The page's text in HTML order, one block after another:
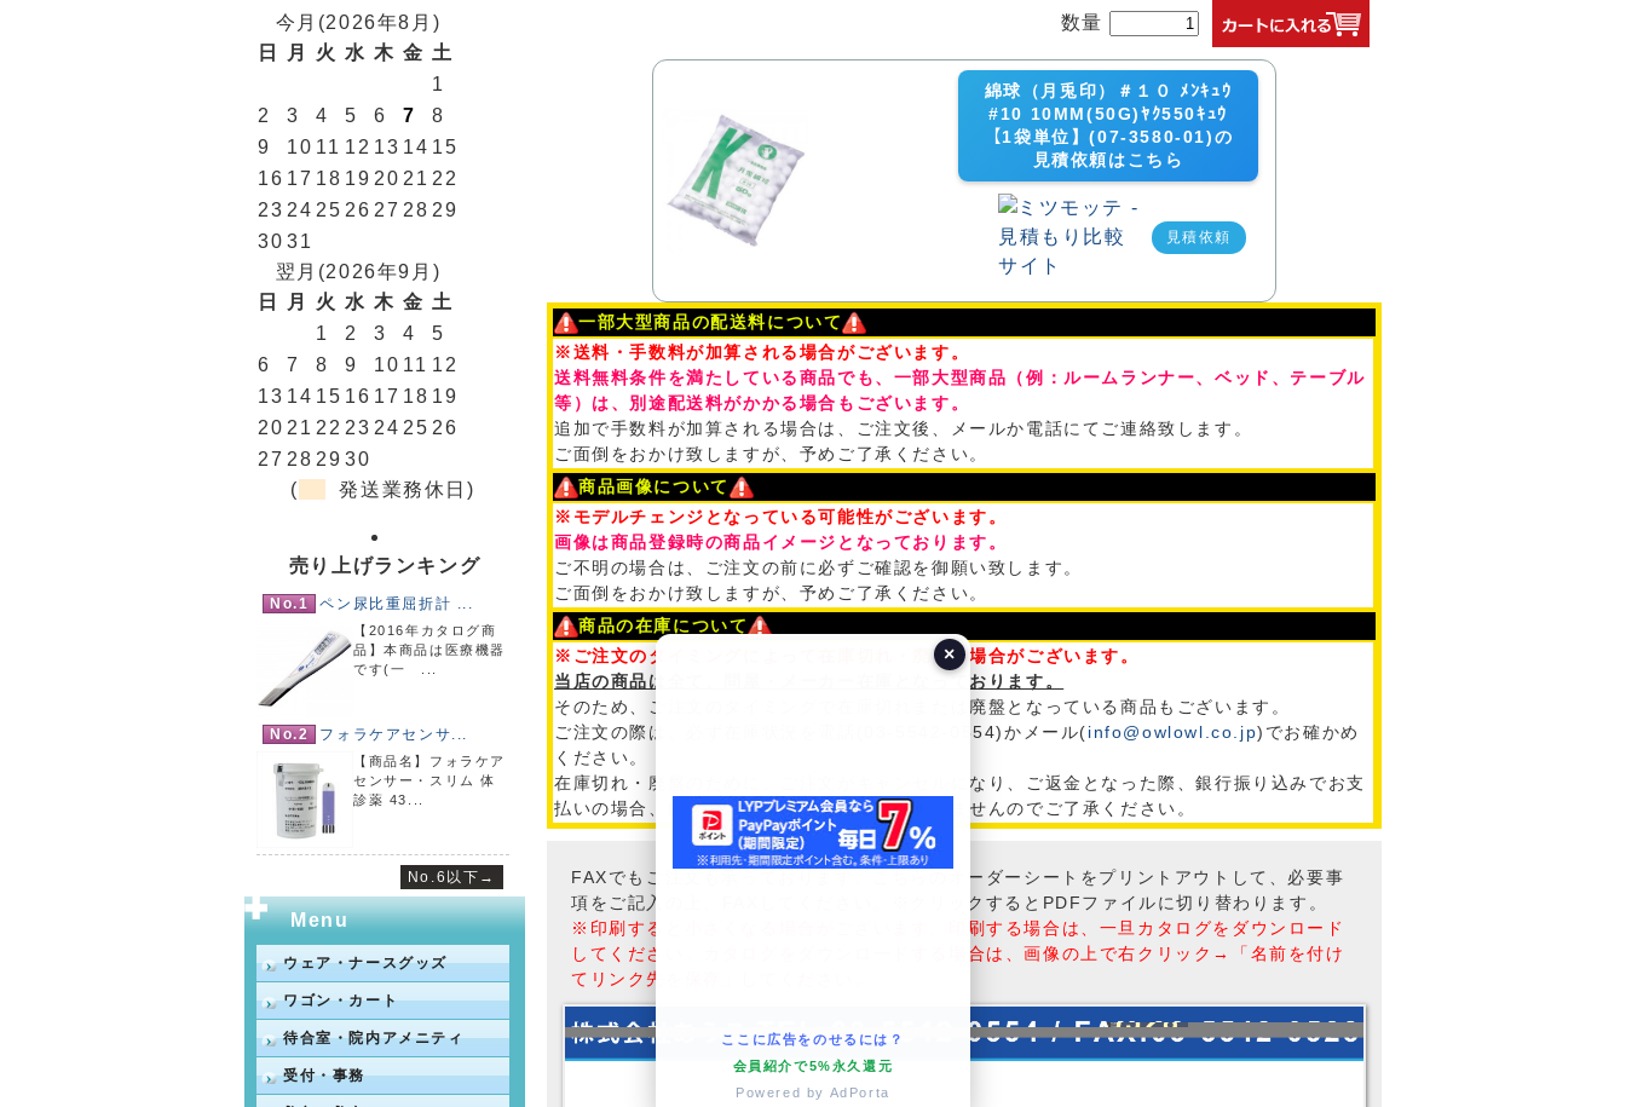
数量
綿球（月兎印）＃１０ ﾒﾝｷｭｳ
#10 10MM(50G)ﾔｸ550ｷｭｳ
【1袋単位】(07-3580-01)の
見積依頼はこちら
見積依頼
一部大型商品の配送料について
※送料・手数料が加算される場合がございます。
送料無料条件を満たしている商品でも、一部大型商品（例：ルームランナー、ベッド、テーブル
等）は、別途配送料がかかる場合もございます。
追加で手数料が加算される場合は、ご注文後、メールか電話にてご連絡致します。
ご面倒をおかけ致しますが、予めご了承ください。
商品画像について
※モデルチェンジとなっている可能性がございます。
画像は商品登録時の商品イメージとなっております。
ご不明の場合は、ご注文の前に必ずご確認を御願い致します。
ご面倒をおかけ致しますが、予めご了承ください。
商品の在庫について
※ご注文のタイミングによって在庫切れ・廃盤の場合がございます。
当店の商品は全て、問屋・メーカー在庫となっております。
そのため、ご注文のタイミングで在庫切れまたは廃盤となっている商品もございます。
ご注文の際は、必ず在庫状況を電話(03-5542-0554)かメール(info@owlowl.co.jp)でお確かめ
ください。
在庫切れ・廃盤のために、ご注文がキャンセルになり、ご返金となった際、銀行振り込みでお支
払いの場合、銀行振込み手数料は、ご返金できませんのでご了承ください。
FAXでもご注文も承っております。こちらのオーダーシートをプリントアウトして、必要事
項をご記入の上、FAXしてください。※クリックするとPDFファイルに切り替わります。
※印刷すると小さくなる場合がございます。印刷する場合は、一旦カタログをダウンロード
してください。カタログをダウンロードする場合は、画像の上で右クリック→「名前を付け
てリンク先を保存」してください。
今月(2026年8月)
日
月 火 水 木 金 土
1
2
3 4 5 6 7
8
9
10 11 12 13 14 15
16 17 18 19 20 21 22
23 24 25 26 27 28 29
30 31
翌月(2026年9月)
日
月 火 水 木 金 土
1
2 3 4
5
6
7 8 9 10 11 12
13 14 15 16 17 18 19
20 21 22 23 24 25 26
27 28 29 30
(
発送業務休日)
売り上げランキング
No.1 ペン尿比重屈折計 ...
【2016年カタログ商
品】本商品は医療機器
です(一 ...
No.2 フォラケアセンサ...
【商品名】フォラケア
センサー・スリム 体
診薬 43...
No.6以下→
Menu
ウェア・ナースグッズ
ワゴン・カート
待合室・院内アメニティ
受付・事務
ここに広告をのせるには？
会員紹介で5%永久還元
Powered by AdPorta
×